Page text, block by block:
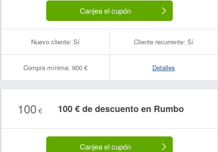
Canjea el cupón
Nuevo cliente: Sí Cliente recurrente: Sí
Compra mínima: 900 € Detalles
100 € 100 € de descuento en Rumbo
Canjea el cupón